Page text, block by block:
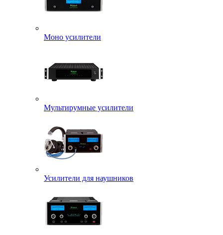
Моно усилители
Мультирумные усилители
Усилители для наушников